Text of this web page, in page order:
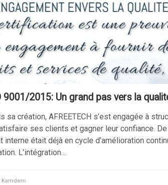
9001/2015: Un grand pas vers la
création, AFREETECH s’est engagée à
ses clients et gagner leur confiance.
était déjà en cycle d’amélioration
L’intégration…
Kamdem